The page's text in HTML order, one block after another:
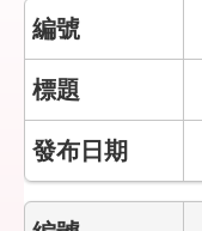
陳
情
系
見